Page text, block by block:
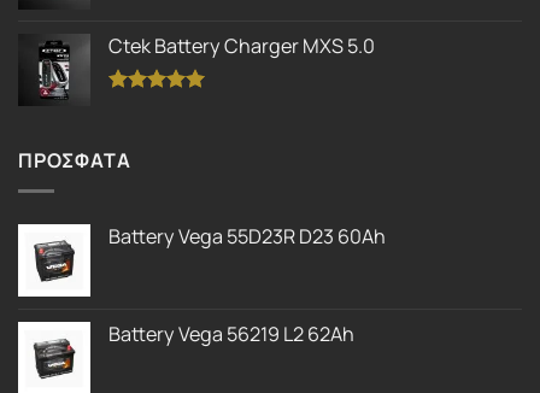
από 5
Ctek Battery Charger MXS 5.0
ΠΡΟΣΦΑΤΑ
Battery Vega 55D23R D23 60Ah
Battery Vega 56219 L2 62Ah